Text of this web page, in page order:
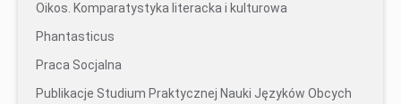
Oikos. Komparatystyka literacka i kulturowa
Phantasticus
Praca Socjalna
Publikacje Studium Praktycznej Nauki Języków Obcych